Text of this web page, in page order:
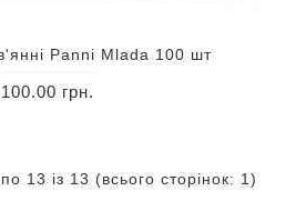
Panni Mlada 100 шт
100.00 грн.
13 із 13 (всього сторінок: 1)